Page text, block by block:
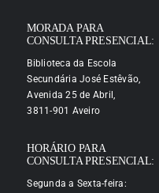
MORADA PARA
CONSULTA PRESENCIAL:
Biblioteca da Escola
Secundária José Estêvão,
Avenida 25 de Abril,
3811-901 Aveiro
HORÁRIO PARA
CONSULTA PRESENCIAL:
Segunda a Sexta-feira: